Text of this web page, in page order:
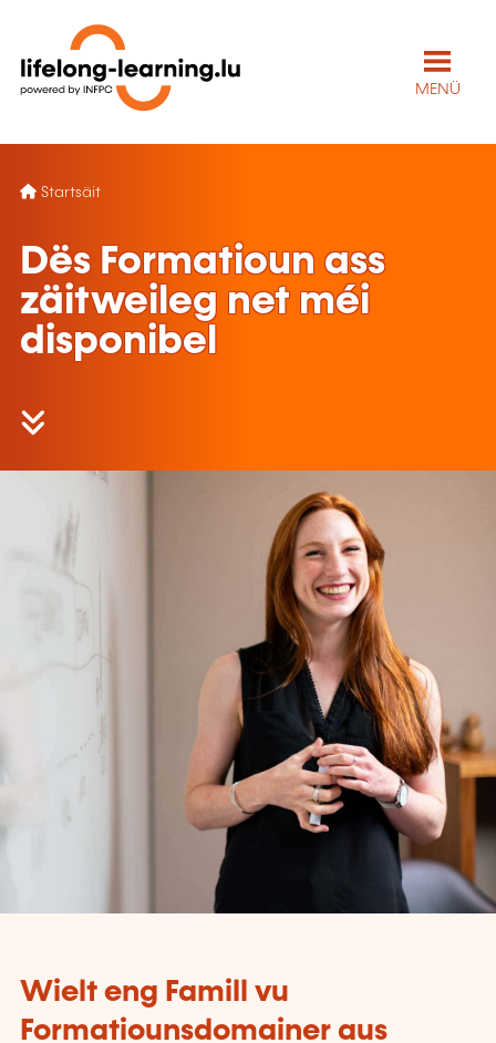
MENÜ
Startsäit
Dës Formatioun ass
zäitweileg net méi
disponibel
Wielt eng Famill vu
Formatiounsdomainer aus